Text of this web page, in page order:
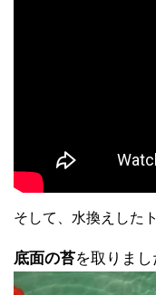
そして、水換えした
底面の苔を取りまし